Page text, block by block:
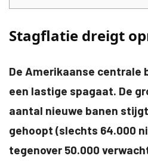
Stagflatie dreigt
De Amerikaanse centrale
een lastige spagaat. De
aantal nieuwe banen
gehoopt (slechts 64.000
tegenover 50.000